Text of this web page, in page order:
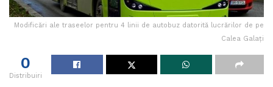
Modificări ale traseelor pentru 4 linii de autobuz datorită lucrărilor de pe
Calea Galați
0
Distribuiri